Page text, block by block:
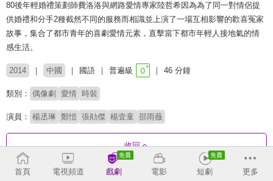
80後年輕婚禮策劃師費洛洛與網路愛情專家陸哲希因為為了同一對情侶提
供婚禮和分手2種截然不同的服務而相識並上演了一場互相影響的歡喜冤家
故事，集合了都市青年的喜劇愛情元素，直擊當下都市年輕人接地氣的情
感生活。
2014 中國 國語 普遍級 46 分鐘
類別： 偶像劇 愛情 時裝
演員： 楊丞琳 鄭愷 張勛傑 楊壹童 邵雨薇
收回
首頁 電視頻道 戲劇 電影 短劇 更多